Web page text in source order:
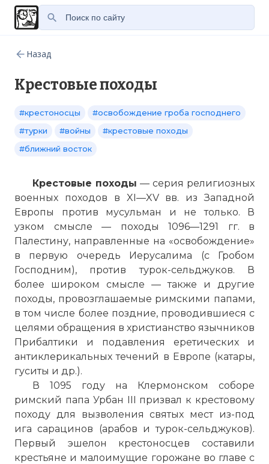
Назад
Крестовые походы
#крестоносцы
#освобождение гроба господнего
#турки
#войны
#крестовые походы
#ближний восток
Крестовые походы — серия религиозных
военных походов в XI—XV вв. из Западной
Европы против мусульман и не только. В
узком смысле — походы 1096—1291 гг. в
Палестину, направленные на «освобождение»
в первую очередь Иерусалима (с Гробом
Господним), против турок-сельджуков. В
более широком смысле — также и другие
походы, провозглашаемые римскими папами,
в том числе более поздние, проводившиеся с
целями обращения в христианство язычников
Прибалтики и подавления еретических и
антиклерикальных течений в Европе (катары,
гуситы и др.).
В 1095 году на Клермонском соборе
римский папа Урбан III призвал к крестовому
походу для вызволения святых мест из-под
ига сарацинов (арабов и турок-сельджуков).
Первый эшелон крестоносцев составили
крестьяне и малоимущие горожане во главе с